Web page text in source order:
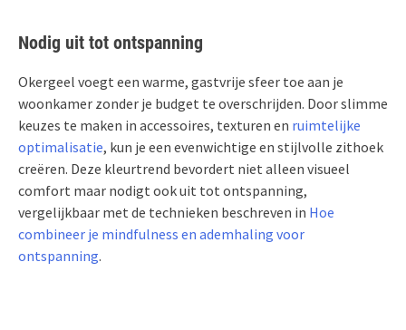
Nodig uit tot ontspanning
Okergeel voegt een warme, gastvrije sfeer toe aan je
woonkamer zonder je budget te overschrijden. Door slimme
keuzes te maken in accessoires, texturen en ruimtelijke
optimalisatie, kun je een evenwichtige en stijlvolle zithoek
creëren. Deze kleurtrend bevordert niet alleen visueel
comfort maar nodigt ook uit tot ontspanning,
vergelijkbaar met de technieken beschreven in Hoe
combineer je mindfulness en ademhaling voor
ontspanning.